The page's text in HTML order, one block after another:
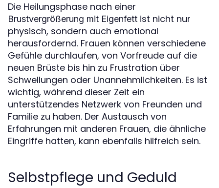
Die Heilungsphase nach einer
Brustvergrößerung mit Eigenfett ist nicht nur
physisch, sondern auch emotional
herausfordernd. Frauen können verschiedene
Gefühle durchlaufen, von Vorfreude auf die
neuen Brüste bis hin zu Frustration über
Schwellungen oder Unannehmlichkeiten. Es ist
wichtig, während dieser Zeit ein
unterstützendes Netzwerk von Freunden und
Familie zu haben. Der Austausch von
Erfahrungen mit anderen Frauen, die ähnliche
Eingriffe hatten, kann ebenfalls hilfreich sein.
Selbstpflege und Geduld